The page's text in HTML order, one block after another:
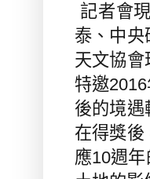
記者會
泰、中央
天文協會
特邀2016
後的境遇
在得獎後
應10週